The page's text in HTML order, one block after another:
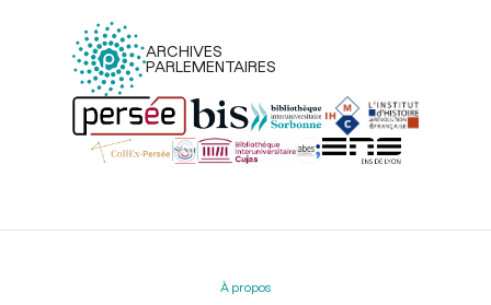
ARCHIVES
PARLEMENTAIRES
Menu
À propos